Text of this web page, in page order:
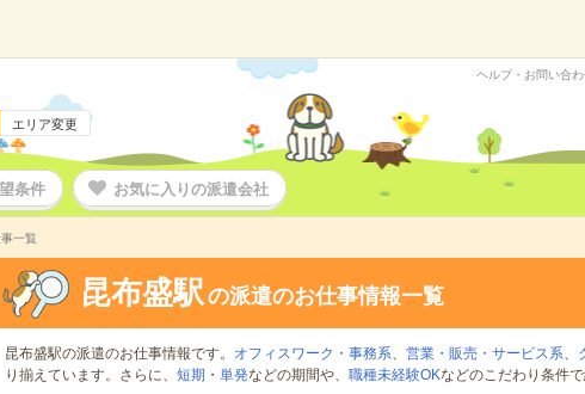
エリア変更
ヘルプ・お問い合わ
条件 お気に入りの派遣会社
一覧
昆布盛駅の派遣のお仕事情報一覧
昆布盛駅の派遣のお仕事情報です。 オフィスワーク・事務系、 営業・販売・サービス系、
り揃えています。さらに、 短期 ・ 単発などの期間や、 職種未経験OKなどのこだわり条件